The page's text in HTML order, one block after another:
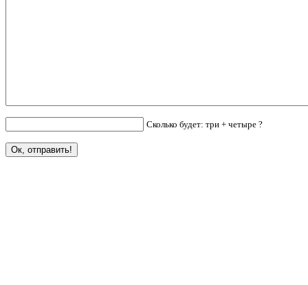
Сколько будет: три + четыре ?